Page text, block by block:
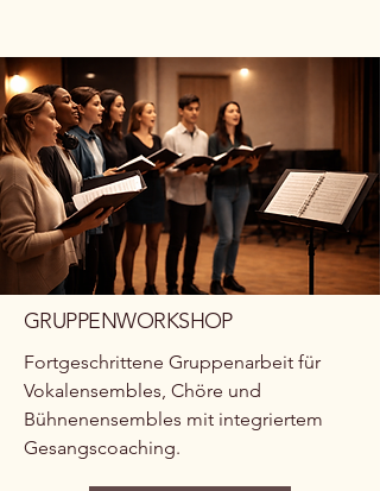
GRUPPENWORKSHOP
Fortgeschrittene Gruppenarbeit für
Vokalensembles, Chöre und
Bühnenensembles mit integriertem
Gesangscoaching.